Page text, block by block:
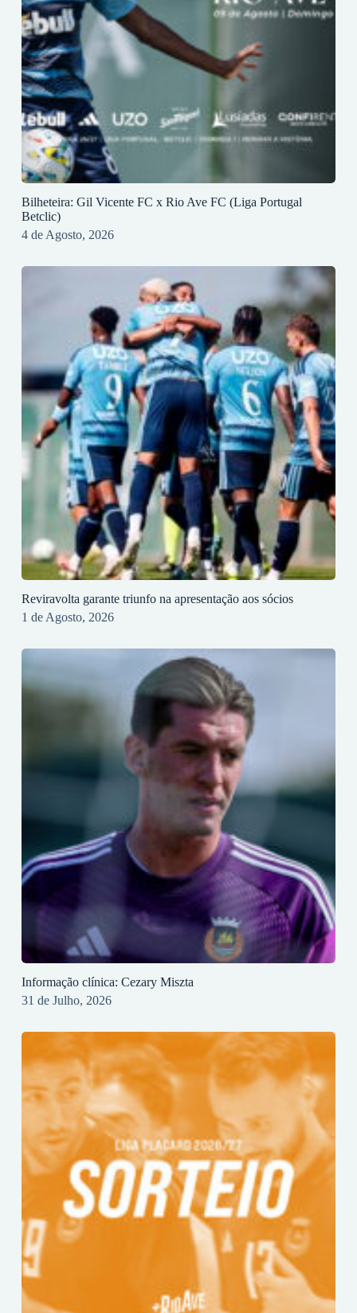
Bilheteira: Gil Vicente FC x Rio Ave FC (Liga Portugal
Betclic)
4 de Agosto, 2026
Reviravolta garante triunfo na apresentação aos sócios
1 de Agosto, 2026
Informação clínica: Cezary Miszta
31 de Julho, 2026